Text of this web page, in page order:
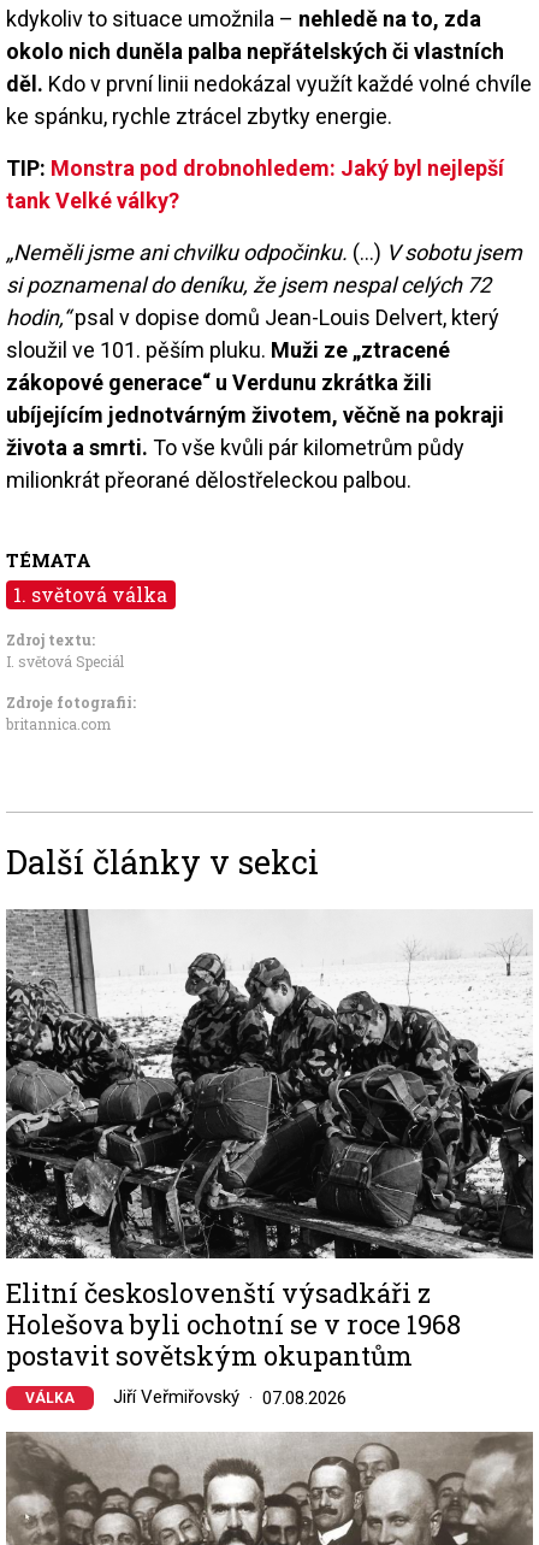
kdykoliv to situace umožnila – nehledě na to, zda
okolo nich duněla palba nepřátelských či vlastních
děl. Kdo v první linii nedokázal využít každé volné chvíle
ke spánku, rychle ztrácel zbytky energie.
TIP: Monstra pod drobnohledem: Jaký byl nejlepší
tank Velké války?
„Neměli jsme ani chvilku odpočinku. (…) V sobotu jsem
si poznamenal do deníku, že jsem nespal celých 72
hodin,“psal v dopise domů Jean-Louis Delvert, který
sloužil ve 101. pěším pluku. Muži ze „ztracené
zákopové generace“ u Verdunu zkrátka žili
ubíjejícím jednotvárným životem, věčně na pokraji
života a smrti. To vše kvůli pár kilometrům půdy
milionkrát přeorané dělostřeleckou palbou.
TÉMATA
1. světová válka
Zdroj textu:
I. světová Speciál
Zdroje fotografii:
britannica.com
Další články v sekci
Image
Elitní českoslovenští výsadkáři z
Holešova byli ochotní se v roce 1968
postavit sovětským okupantům
VÁLKA Jiří Veřmiřovský 07.08.2026
Image